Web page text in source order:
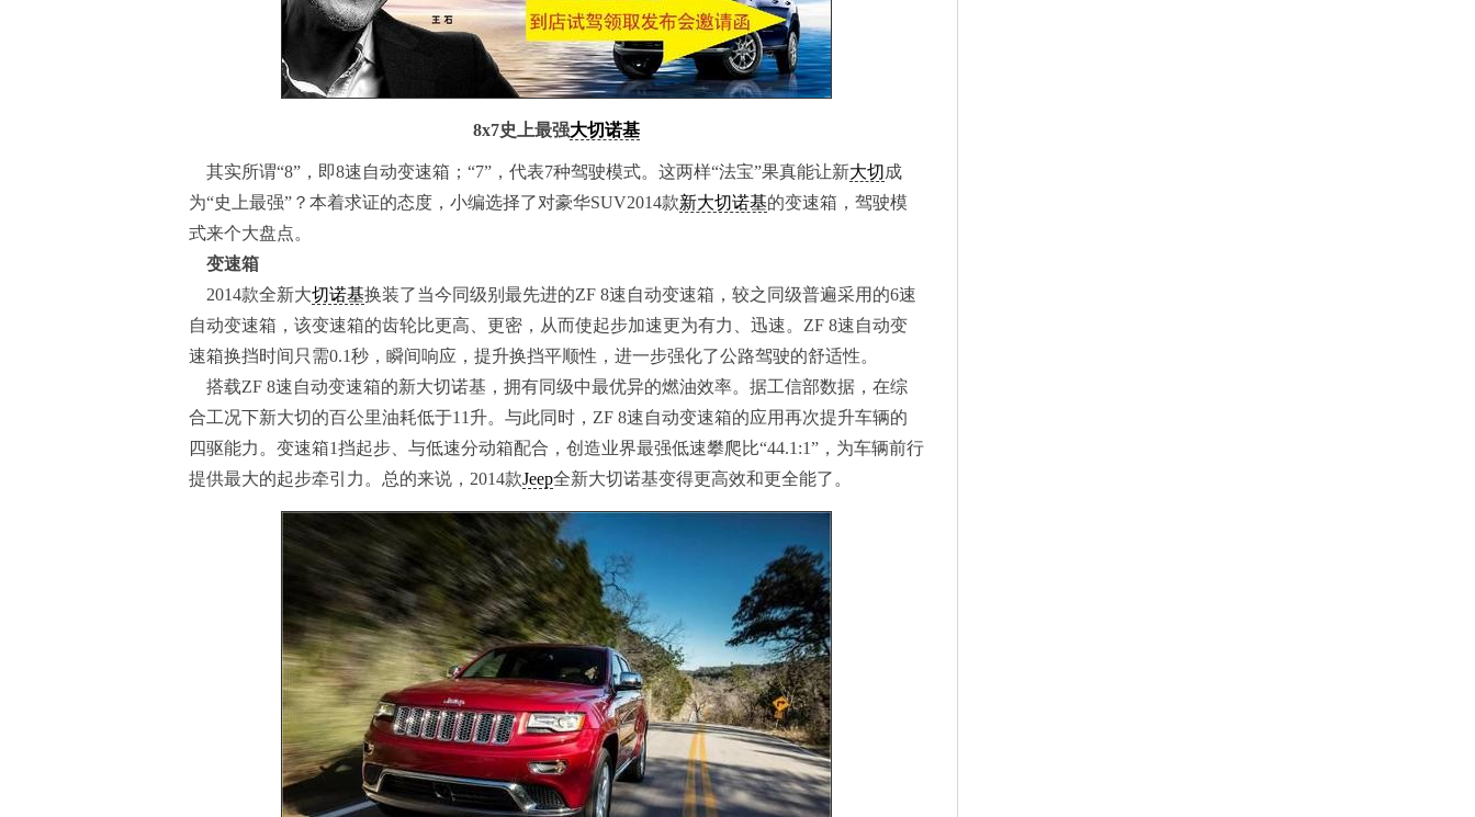
8x7史上最强大切诺基
其实所谓“8”，即8速自动变速箱；“7”，代表7种驾驶模式。这两样“法宝”果真能让新大切成
为“史上最强”？本着求证的态度，小编选择了对豪华SUV2014款新大切诺基的变速箱，驾驶模
式来个大盘点。
变速箱
2014款全新大切诺基换装了当今同级别最先进的ZF 8速自动变速箱，较之同级普遍采用的6速
自动变速箱，该变速箱的齿轮比更高、更密，从而使起步加速更为有力、迅速。ZF 8速自动变
速箱换挡时间只需0.1秒，瞬间响应，提升换挡平顺性，进一步强化了公路驾驶的舒适性。
搭载ZF 8速自动变速箱的新大切诺基，拥有同级中最优异的燃油效率。据工信部数据，在综
合工况下新大切的百公里油耗低于11升。与此同时，ZF 8速自动变速箱的应用再次提升车辆的
四驱能力。变速箱1挡起步、与低速分动箱配合，创造业界最强低速攀爬比“44.1:1”，为车辆前行
提供最大的起步牵引力。总的来说，2014款Jeep全新大切诺基变得更高效和更全能了。